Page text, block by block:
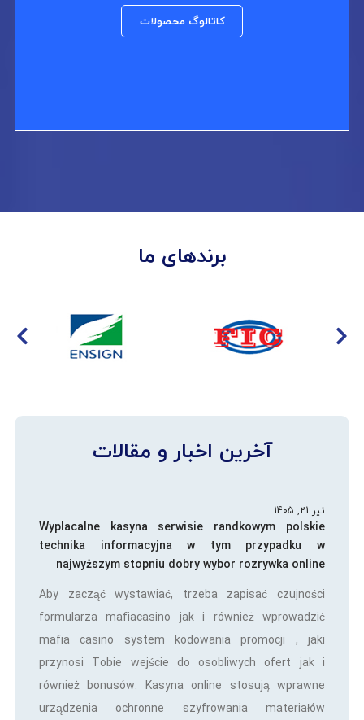
کاتالوگ محصولات
برندهای ما
آخرین اخبار و مقالات
تیر 21, 1405
Wyplacalne kasyna serwisie randkowym polskie
technika informacyjna w tym przypadku w
najwyższym stopniu dobry wybor rozrywka online
Aby zacząć wystawiać, trzeba zapisać czujności
formularza mafiacasino jak i również wprowadzić
mafia casino system kodowania promocji , jaki
przynosi Tobie wejście do osobliwych ofert jak i
również bonusów. Kasyna online stosują wprawne
urządzenia ochronne szyfrowania materiałów